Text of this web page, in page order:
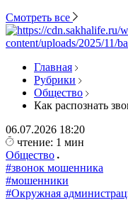
Смотреть все
Главная
Рубрики
Общество
Как распознать
06.07.2026 18:20
чтение: 1 мин
Общество
#звонок мошенника
#мошенники
#Окружная